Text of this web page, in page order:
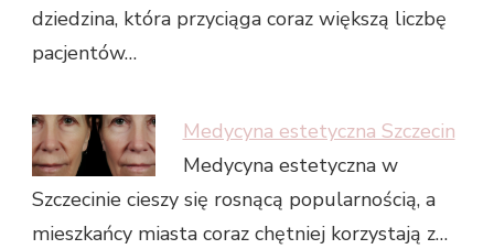
dziedzina, która przyciąga coraz większą liczbę
pacjentów…
Medycyna estetyczna Szczecin
Medycyna estetyczna w
Szczecinie cieszy się rosnącą popularnością, a
mieszkańcy miasta coraz chętniej korzystają z…